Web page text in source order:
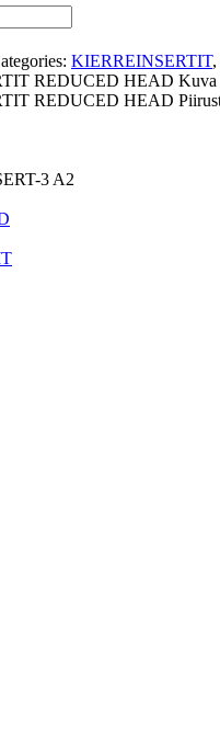
KIERREINSERTIT,
3 A2